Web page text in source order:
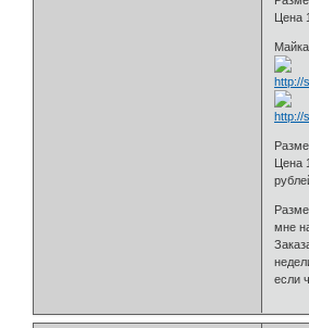
Цена
Цена
мне
если